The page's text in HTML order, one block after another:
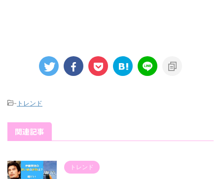
- トレンド
関連記事
トレンド